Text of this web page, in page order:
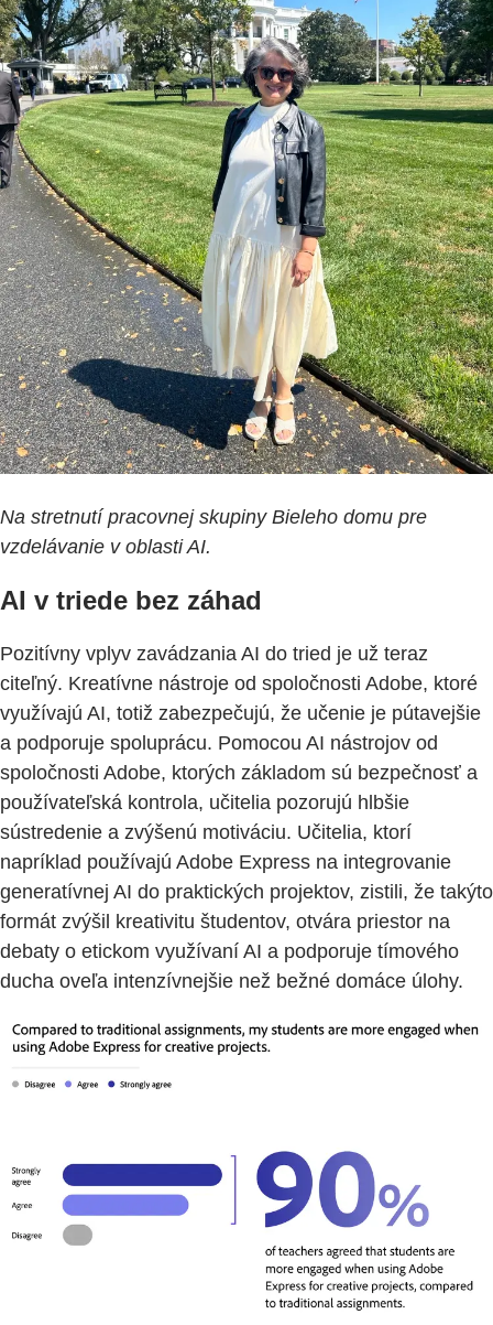
Na stretnutí pracovnej skupiny Bieleho domu pre
vzdelávanie v oblasti AI.
AI v triede bez záhad
Pozitívny vplyv zavádzania AI do tried je už teraz
citeľný. Kreatívne nástroje od spoločnosti Adobe, ktoré
využívajú AI, totiž zabezpečujú, že učenie je pútavejšie
a podporuje spoluprácu. Pomocou AI nástrojov od
spoločnosti Adobe, ktorých základom sú bezpečnosť a
používateľská kontrola, učitelia pozorujú hlbšie
sústredenie a zvýšenú motiváciu. Učitelia, ktorí
napríklad používajú Adobe Express na integrovanie
generatívnej AI do praktických projektov, zistili, že takýto
formát zvýšil kreativitu študentov, otvára priestor na
debaty o etickom využívaní AI a podporuje tímového
ducha oveľa intenzívnejšie než bežné domáce úlohy.